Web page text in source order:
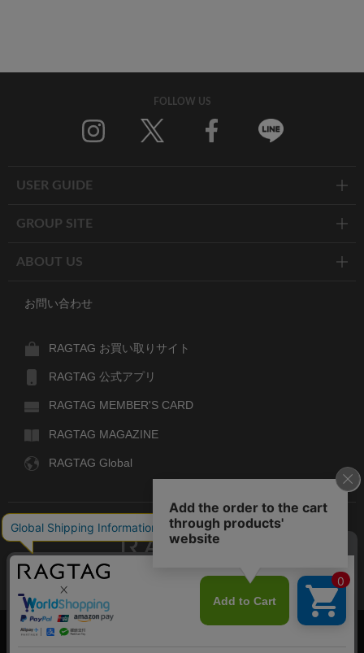
FOLLOW US
USER GUIDE
GROUP SITE
ABOUT US
お問い合わせ
RAGTAG お買い取りサイト
RAGTAG 公式アプリ
RAGTAG MEMBER'S CARD
RAGTAG MAGAZINE
RAGTAG Global
デザイナーズブランドのユーズド・セレクトショップ